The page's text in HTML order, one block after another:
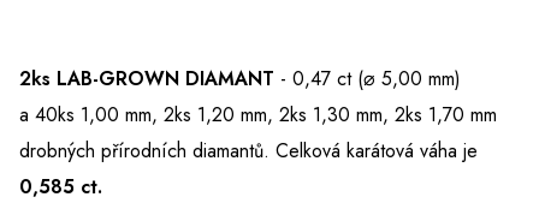
2ks LAB-GROWN DIAMANT - 0,47 ct (⌀ 5,00 mm)
a 40ks 1,00 mm, 2ks 1,20 mm, 2ks 1,30 mm, 2ks 1,70 mm
drobných přírodních diamantů. Celková karátová váha je
0,585 ct.